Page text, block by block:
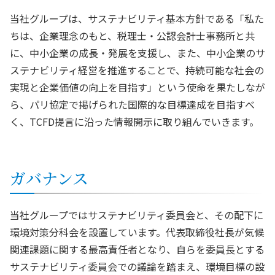
当社グループは、サステナビリティ基本方針である「私た
ちは、企業理念のもと、税理士・公認会計士事務所と共
に、中小企業の成長・発展を支援し、また、中小企業のサ
ステナビリティ経営を推進することで、持続可能な社会の
実現と企業価値の向上を目指す」という使命を果たしなが
ら、パリ協定で掲げられた国際的な目標達成を目指すべ
く、TCFD提言に沿った情報開示に取り組んでいきます。
ガバナンス
当社グループではサステナビリティ委員会と、その配下に
環境対策分科会を設置しています。代表取締役社長が気候
関連課題に関する最高責任者となり、自らを委員長とする
サステナビリティ委員会での議論を踏まえ、環境目標の設